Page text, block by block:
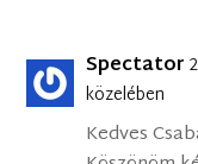
Spectator
közelében
Kedves